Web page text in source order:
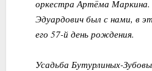
оркестра Артёма
Эдуардович был с нами, в
его 57-й день рождения.
Усадьба Бутурлиных-